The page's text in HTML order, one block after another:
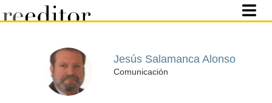
Jesús Salamanca Alonso
Comunicación